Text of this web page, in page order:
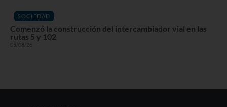
SOCIEDAD
Comenzó la construcción del intercambiador vial en las
rutas 5 y 102
05/08/26